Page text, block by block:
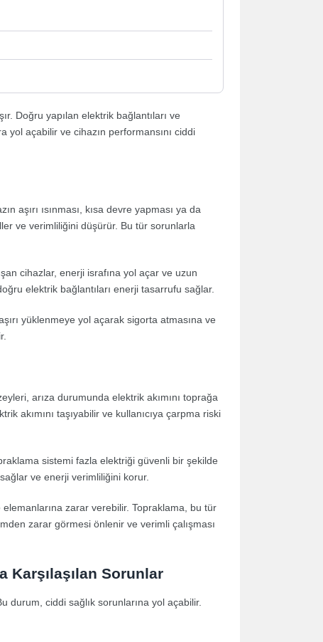
Doğru yapılan elektrik bağlantıları ve
yol açabilir ve cihazın performansını ciddi
aşırı ısınması, kısa devre yapması ya da
ve verimliliğini düşürür. Bu tür sorunlarla
cihazlar, enerji israfına yol açar ve uzun
elektrik bağlantıları enerji tasarrufu sağlar.
yüklenmeye yol açarak sigorta atmasına ve
arıza durumunda elektrik akımını toprağa
akımını taşıyabilir ve kullanıcıya çarpma riski
sistemi fazla elektriği güvenli bir şekilde
ve enerji verimliliğini korur.
zarar verebilir. Topraklama, bu tür
zarar görmesi önlenir ve verimli çalışması
Karşılaşılan Sorunlar
durum, ciddi sağlık sorunlarına yol açabilir.